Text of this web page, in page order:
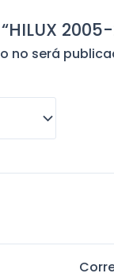
no será